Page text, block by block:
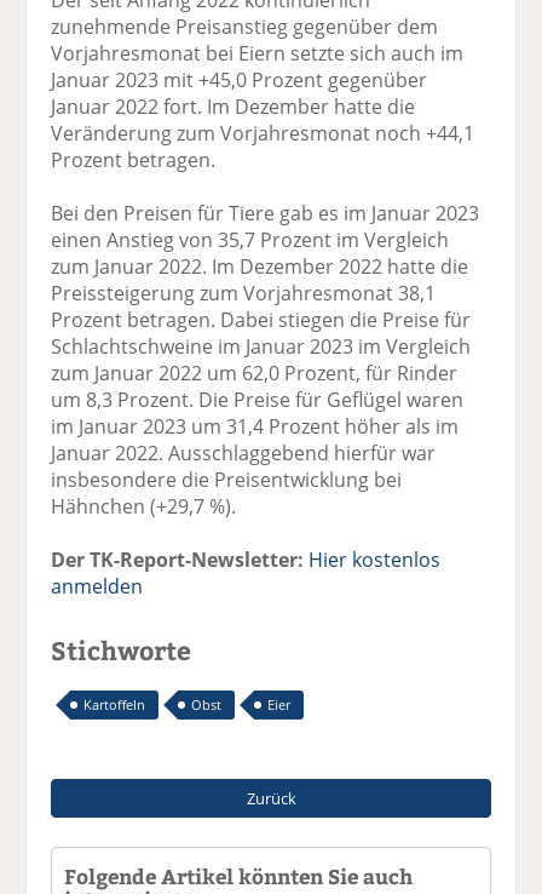
zunehmende Preisanstieg gegenüber dem
Vorjahresmonat bei Eiern setzte sich auch im
Januar 2023 mit +45,0 Prozent gegenüber
Januar 2022 fort. Im Dezember hatte die
Veränderung zum Vorjahresmonat noch +44,1
Prozent betragen.
Bei den Preisen für Tiere gab es im Januar 2023
einen Anstieg von 35,7 Prozent im Vergleich
zum Januar 2022. Im Dezember 2022 hatte die
Preissteigerung zum Vorjahresmonat 38,1
Prozent betragen. Dabei stiegen die Preise für
Schlachtschweine im Januar 2023 im Vergleich
zum Januar 2022 um 62,0 Prozent, für Rinder
um 8,3 Prozent. Die Preise für Geflügel waren
im Januar 2023 um 31,4 Prozent höher als im
Januar 2022. Ausschlaggebend hierfür war
insbesondere die Preisentwicklung bei
Hähnchen (+29,7 %).
Der TK-Report-Newsletter: Hier kostenlos
anmelden
Stichworte
Kartoffeln Obst Eier
Zurück
Folgende Artikel könnten Sie auch